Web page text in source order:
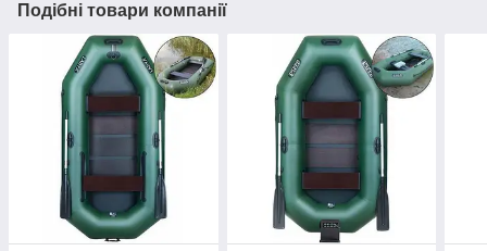
Подібні товари компанії